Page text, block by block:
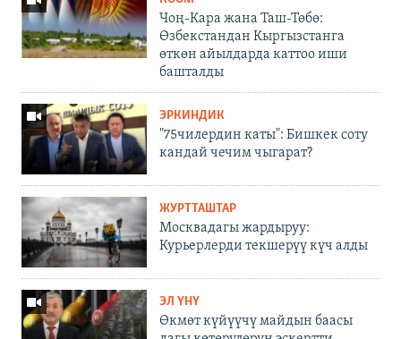
Чоң-Кара жана Таш-Төбө:
Өзбекстандан Кыргызстанга
өткөн айылдарда каттоо иши
башталды
ЭРКИНДИК
"75чилердин каты": Бишкек соту
кандай чечим чыгарат?
ЖУРТТАШТАР
Москвадагы жардыруу:
Курьерлерди текшерүү күч алды
ЭЛ ҮНҮ
Өкмөт күйүүчү майдын баасы